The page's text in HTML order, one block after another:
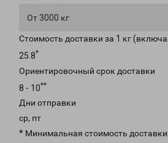
От 3000 кг
Стоимость доставки за 1 кг
25.8*
Ориентировочный срок доставки
8 - 10**
Дни отправки
ср, пт
* Минимальная стоимость